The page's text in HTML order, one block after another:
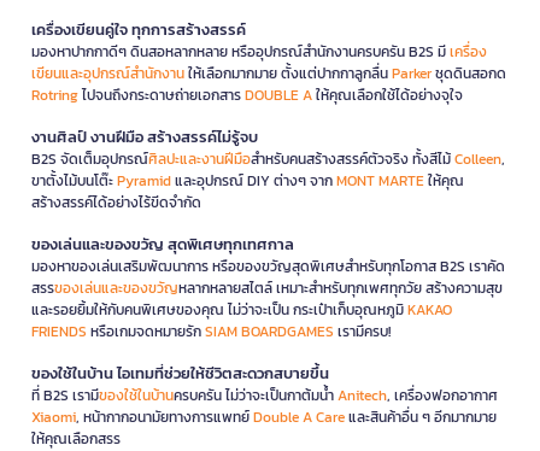
เครื่องเขียนคู่ใจ ทุกการสร้างสรรค์
มองหาปากกาดีๆ ดินสอหลากหลาย หรืออุปกรณ์สำนักงานครบครัน B2S มีเครื่อง
เขียนและอุปกรณ์สำนักงานให้เลือกมากมาย ตั้งแต่ปากกาลูกลื่นParkerชุดดินสอกด
Rotringไปจนถึงกระดาษถ่ายเอกสารDOUBLE Aให้คุณเลือกใช้ได้อย่างจุใจ
งานศิลป์ งานฝีมือ สร้างสรรค์ไม่รู้จบ
B2S จัดเต็มอุปกรณ์ศิลปะและงานฝีมือสำหรับคนสร้างสรรค์ตัวจริง ทั้งสีไม้Colleen,
ขาตั้งไม้บนโต๊ะPyramidและอุปกรณ์ DIY ต่างๆ จากMONT MARTEให้คุณ
สร้างสรรค์ได้อย่างไร้ขีดจำกัด
ของเล่นและของขวัญ สุดพิเศษทุกเทศกาล
มองหาของเล่นเสริมพัฒนาการ หรือของขวัญสุดพิเศษสำหรับทุกโอกาส B2S เราคัด
สรรของเล่นและของขวัญหลากหลายสไตล์ เหมาะสำหรับทุกเพศทุกวัย สร้างความสุข
และรอยยิ้มให้กับคนพิเศษของคุณ ไม่ว่าจะเป็น กระเป๋าเก็บอุณหภูมิKAKAO
FRIENDS หรือเกมจดหมายรักSIAM BOARDGAMES เรามีครบ!
ของใช้ในบ้าน ไอเทมที่ช่วยให้ชีวิตสะดวกสบายขึ้น
ที่ B2S เรามีของใช้ในบ้านครบครัน ไม่ว่าจะเป็นกาต้มน้ำAnitech, เครื่องฟอกอากาศ
Xiaomi, หน้ากากอนามัยทางการแพทย์Double A Careและสินค้าอื่น ๆ อีกมากมาย
ให้คุณเลือกสรร